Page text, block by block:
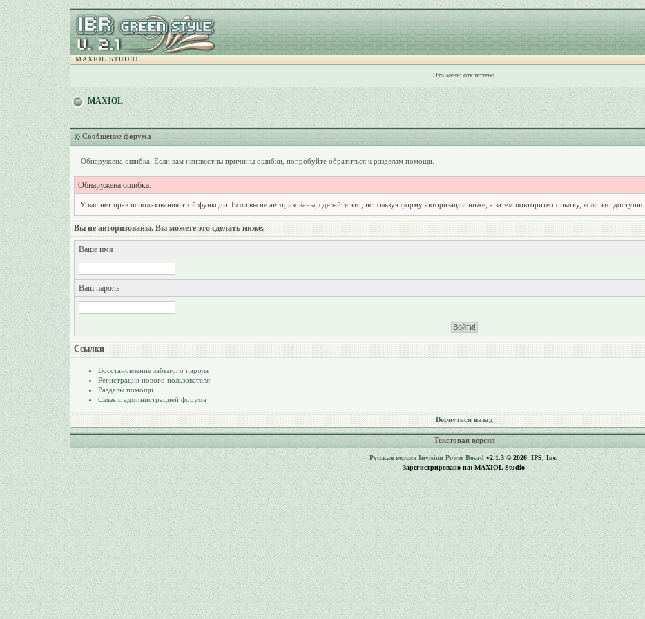
MAXIOL STUDIO
Это меню отключено
MAXIOL
Сообщение форума
Обнаружена ошибка. Если вам неизвестны причины ошибки, попробуйте обратиться к разделам помощи.
Обнаружена ошибка:
У вас нет прав использования этой функции. Если вы не авторизованы, сделайте это, используя форму авторизации ниже, а затем повторите попытку, если это доступно.
Вы не авторизованы. Вы можете это сделать ниже.
Ваше имя
Ваш пароль
Ссылки
Восстановление забытого пароля
Регистрация нового пользователя
Разделы помощи
Связь с администрацией форума
Вернуться назад
Текстовая версия
Русская версия Invision Power Boardv2.1.3 © 2026 IPS, Inc.
Зарегистрировано на: MAXIOL Studio